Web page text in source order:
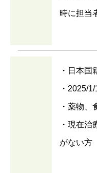
時に担当
・日本
・2025/
・薬物
・現在
がない方